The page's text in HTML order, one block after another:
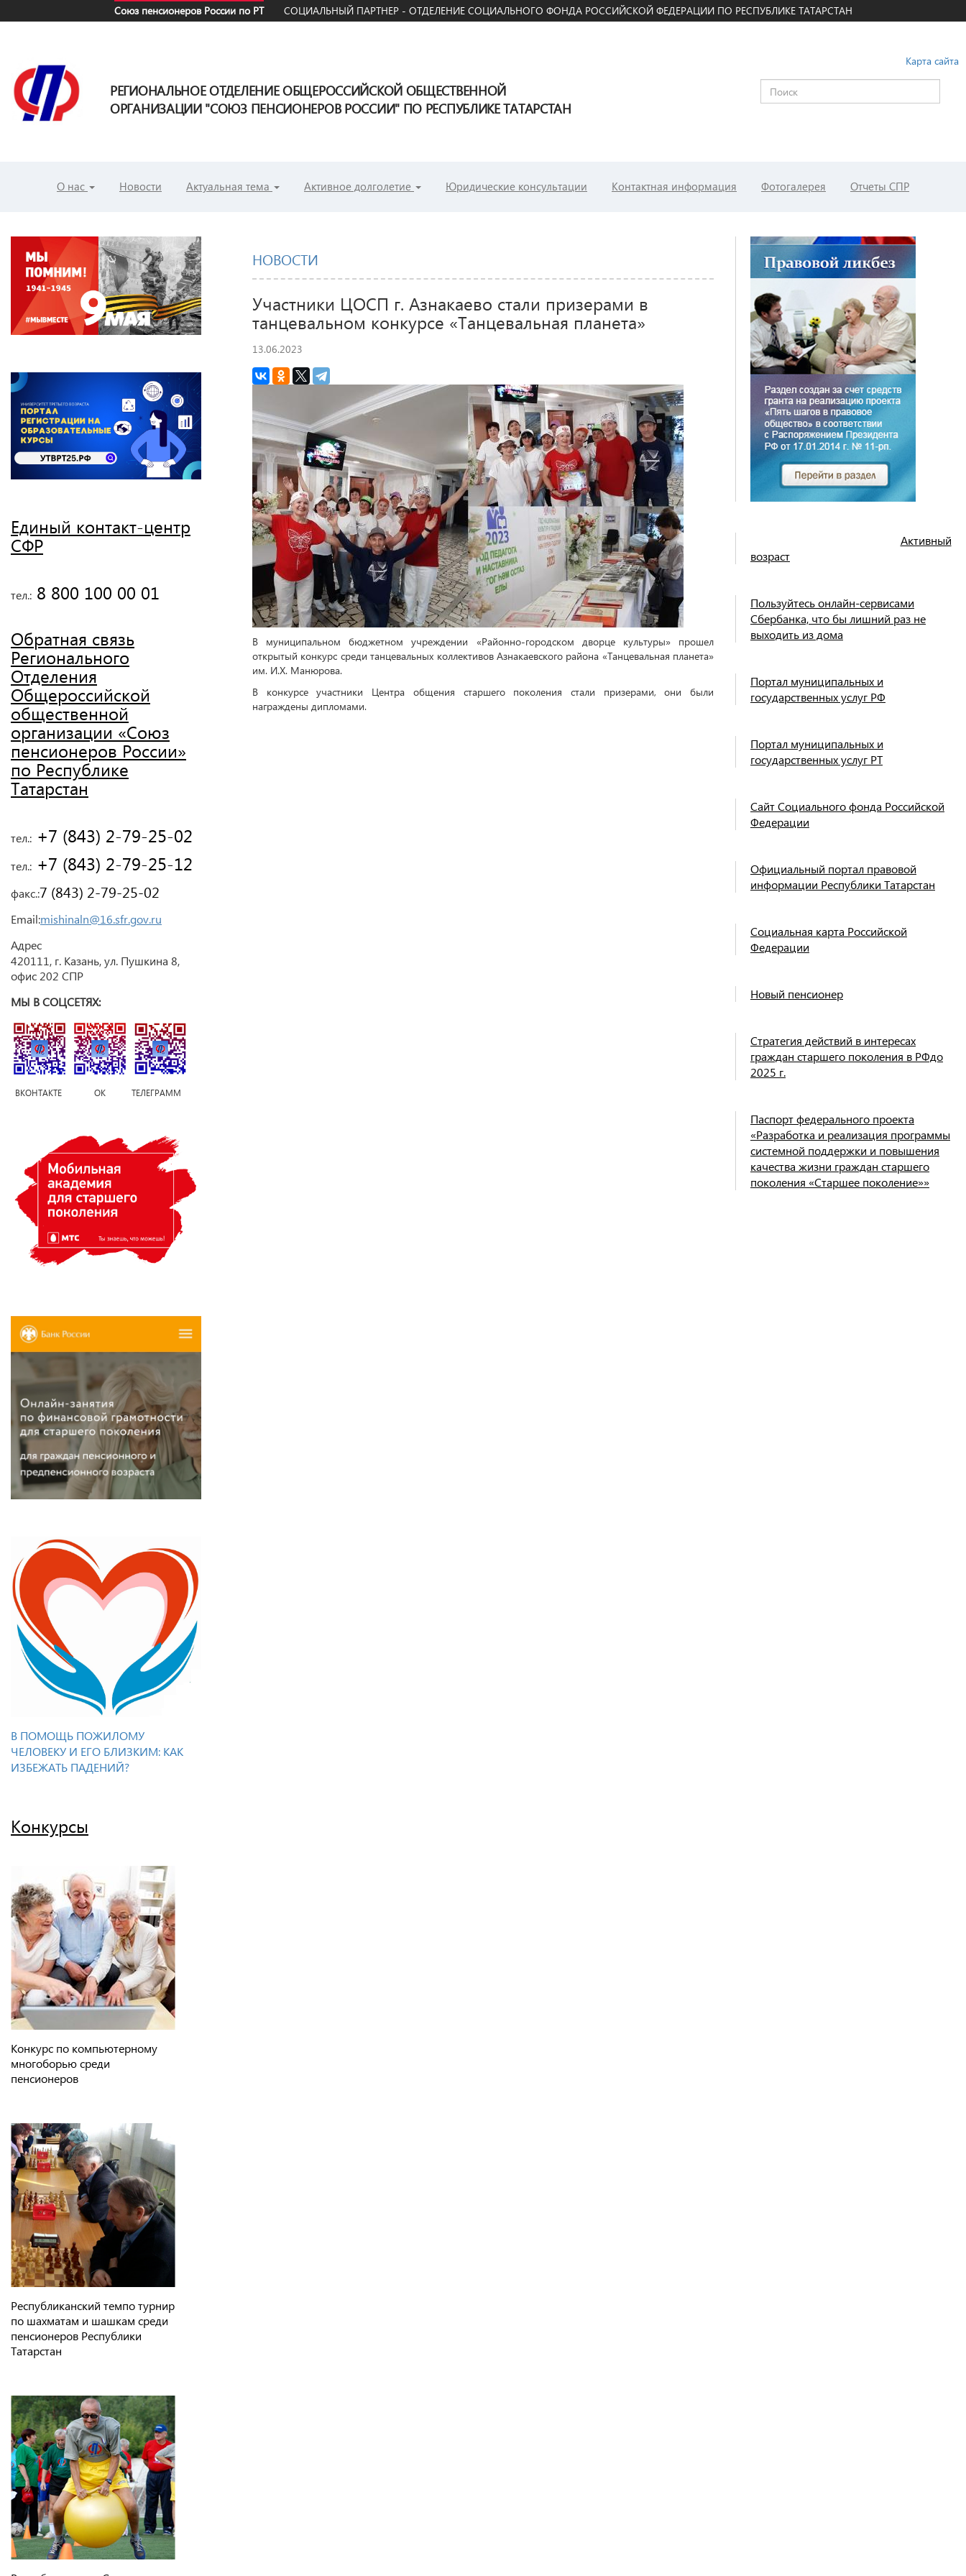
Союз пенсионеров России по РТ СОЦИАЛЬНЫЙ ПАРТНЕР - ОТДЕЛЕНИЕ СОЦИАЛЬНОГО ФОНДА РОССИЙСКОЙ ФЕДЕРАЦИИ ПО РЕСПУБЛИКЕ ТАТАРСТАН
РЕГИОНАЛЬНОЕ ОТДЕЛЕНИЕ ОБЩЕРОССИЙСКОЙ ОБЩЕСТВЕННОЙ
ОРГАНИЗАЦИИ "СОЮЗ ПЕНСИОНЕРОВ РОССИИ" ПО РЕСПУБЛИКЕ ТАТАРСТАН
Карта сайта
О нас Новости Актуальная тема Активное долголетие Юридические консультации Контактная информация Фотогалерея Отчеты СПР
НОВОСТИ
Участники ЦОСП г. Азнакаево стали призерами в
танцевальном конкурсе «Танцевальная планета»
13.06.2023
В муниципальном бюджетном учреждении «Районно-городском дворце культуры» прошел
открытый конкурс среди танцевальных коллективов Азнакаевского района «Танцевальная планета»
им. И.Х. Манюрова.
В конкурсе участники Центра общения старшего поколения стали призерами, они были
награждены дипломами.
Единый контакт-центр
СФР
тел.: 8 800 100 00 01
Обратная связь
Регионального
Отделения
Общероссийской
общественной
организации «Союз
пенсионеров России»
по Республике
Татарстан
тел.: +7 (843) 2-79-25-02
тел.: +7 (843) 2-79-25-12
факс.:7 (843) 2-79-25-02
Email:mishinaln@16.sfr.gov.ru
Адрес
420111, г. Казань, ул. Пушкина 8,
офис 202 СПР
МЫ В СОЦСЕТЯХ:
ВКОНТАКТЕ ОК ТЕЛЕГРАММ
В ПОМОЩЬ ПОЖИЛОМУ
ЧЕЛОВЕКУ И ЕГО БЛИЗКИМ: КАК
ИЗБЕЖАТЬ ПАДЕНИЙ?
Конкурсы
Конкурс по компьютерному
многоборью среди
пенсионеров
Республиканский темпо турнир
по шахматам и шашкам среди
пенсионеров Республики
Татарстан
Активный
возраст
Пользуйтесь онлайн-сервисами
Сбербанка, что бы лишний раз не
выходить из дома
Портал муниципальных и
государственных услуг РФ
Портал муниципальных и
государственных услуг РТ
Сайт Социального фонда Российской
Федерации
Официальный портал правовой
информации Республики Татарстан
Социальная карта Российской
Федерации
Новый пенсионер
Стратегия действий в интересах
граждан старшего поколения в РФдо
2025 г.
Паспорт федерального проекта
«Разработка и реализация программы
системной поддержки и повышения
качества жизни граждан старшего
поколения «Старшее поколение»»